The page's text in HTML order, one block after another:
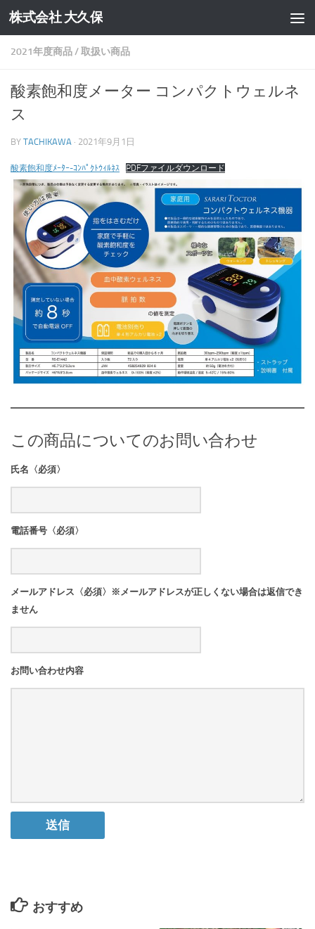
コンテンツへスキップ
株式会社 大久保
2021年度商品/取扱い商品
酸素飽和度メーター コンパクトウェルネ
ス
BY TACHIKAWA · 2021年9月1日
酸素飽和度ﾒｰﾀｰ-ｺﾝﾊﾟｸﾄｳｨﾙﾈｽ PDFファイルダウンロード
この商品についてのお問い合わせ
氏名〈必須〉
電話番号〈必須〉
メールアドレス〈必須〉※メールアドレスが正しくない場合は返信でき
ません
お問い合わせ内容
おすすめ